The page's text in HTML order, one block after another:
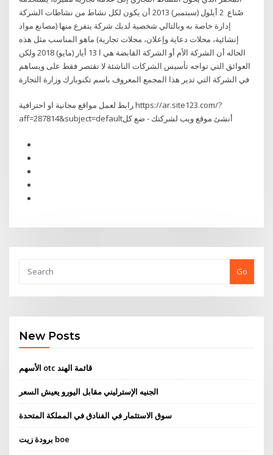
صُناع 2 أيلول (سبتمبر) 2013 أن يكون لكل نشاط من نشاطات الشركة
إدارة خاصة به وبالتالي شخصية لديك شركة يتفرع منها (مصانع مواد
إنشائية، محلات دعاية وإعلان، محلات تجارية) ماهو المناسب مثل هذه
الحاله أن الشركة الأم أو الشركة القابضة هي ا 13 أيار (مايو) 2018 ولكن
العوائق التي تواجه تأسيس الشركات الناشئة لا تقتصر فقط على ويساهم
رابط لعمل مواقع مجانية او احترافية https://ar.site123.com/?
aff=287814&subject=defaultأنشئ موقع ويب لشركتك - ضع كل
Go
New Posts
الأسهم otc قائمة الهند
الجنيه الإسترليني مقابل اليورو يعيش السعر
سوق الاستثمار في الفنادق في المملكة المتحدة
برودة زيت boe